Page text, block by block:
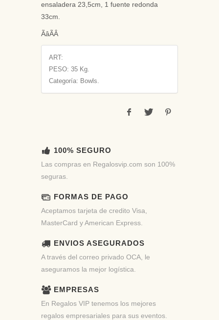
ensaladera 23,5cm, 1 fuente redonda
33cm.
ÃâÃÂ
ART:
PESO: 35 Kg.
Categoría: Bowls.
100% SEGURO
Las compras en Regalosvip.com son 100%
seguras.
FORMAS DE PAGO
Aceptamos tarjeta de credito Visa,
MasterCard y American Express.
ENVIOS ASEGURADOS
A través del correo privado OCA, le
aseguramos la mejor logística.
EMPRESAS
En Regalos VIP tenemos los mejores
regalos empresariales para sus eventos.